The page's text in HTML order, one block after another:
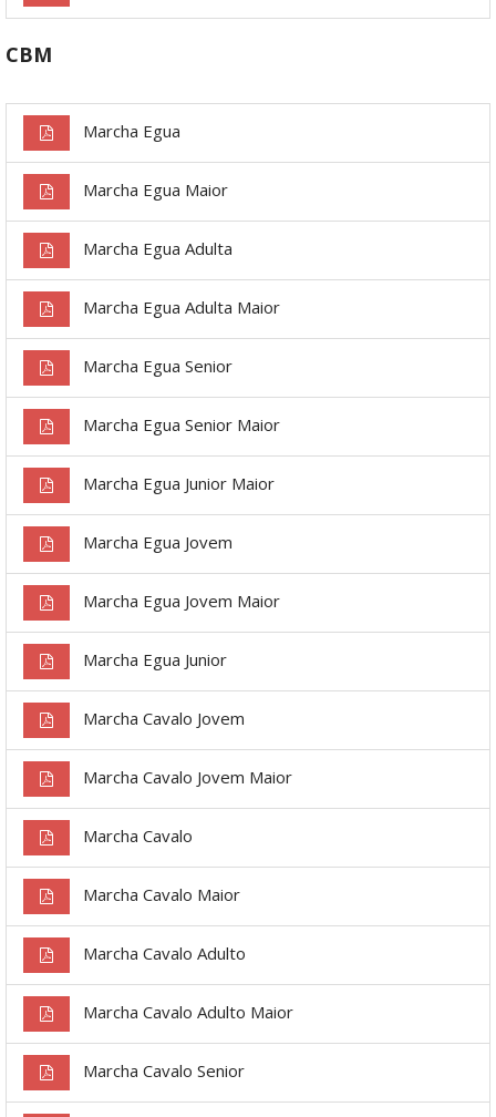
CBM
Marcha Egua
Marcha Egua Maior
Marcha Egua Adulta
Marcha Egua Adulta Maior
Marcha Egua Senior
Marcha Egua Senior Maior
Marcha Egua Junior Maior
Marcha Egua Jovem
Marcha Egua Jovem Maior
Marcha Egua Junior
Marcha Cavalo Jovem
Marcha Cavalo Jovem Maior
Marcha Cavalo
Marcha Cavalo Maior
Marcha Cavalo Adulto
Marcha Cavalo Adulto Maior
Marcha Cavalo Senior